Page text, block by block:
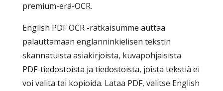
premium-erä-OCR.
English PDF OCR -ratkaisumme auttaa
palauttamaan englanninkielisen tekstin
skannatuista asiakirjoista, kuvapohjaisista
PDF-tiedostoista ja tiedostoista, joista tekstiä ei
voi valita tai kopioida. Lataa PDF, valitse English